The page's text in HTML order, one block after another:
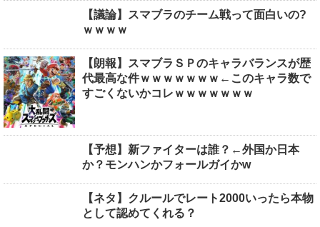
【議論】スマブラのチーム戦って面白いの?
ｗｗｗｗ
【朗報】スマブラＳＰのキャラバランスが歴
代最高な件ｗｗｗｗｗｗｗ←このキャラ数で
すごくないかコレｗｗｗｗｗｗｗ
【予想】新ファイターは誰？←外国か日本
か？モンハンかフォールガイかw
【ネタ】クルールでレート2000いったら本物
として認めてくれる？